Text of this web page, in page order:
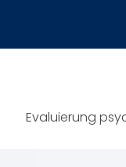
Evaluierung